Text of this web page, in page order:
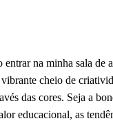
na minha sala de
cheio de
das cores. Seja a
educacional, as